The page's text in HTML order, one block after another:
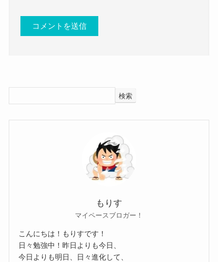
どうやら
りません。
過去に運営していたとされるAMEBAブログも
アクセスしてみると
ご指定のページを表示できません
https://ameblo.jp/asaya-jurin/
残念ながらJURINさんのSNSからは見つけること
はできそうにないですね。
XG-JURIN(浅谷珠琳)のすっぴん画像ー姉であ
検索
もりす
マイペースブロガー！
こんにちは！もりすです！
日々勉強中！昨日よりも今日、
今日よりも明日、日々進化して、